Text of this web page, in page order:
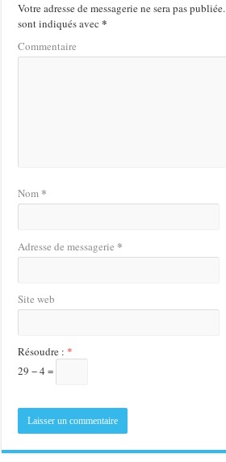
Votre adresse de messagerie ne sera pas publiée.
sont indiqués avec*
Commentaire
Nom *
Adresse de messagerie *
Site web
Résoudre : *
29 − 4 =